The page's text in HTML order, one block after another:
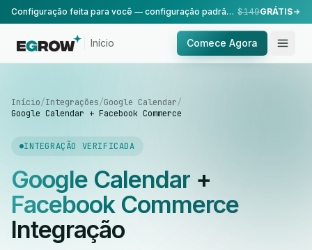
Configuração feita para você — configuração padrão, realizada pela nossa equipe. $149GRÁTIS
Início Comece Agora
Início/Integrações/Google Calendar/
Google Calendar + Facebook Commerce
INTEGRAÇÃO VERIFICADA
Google Calendar+
Facebook Commerce
Integração